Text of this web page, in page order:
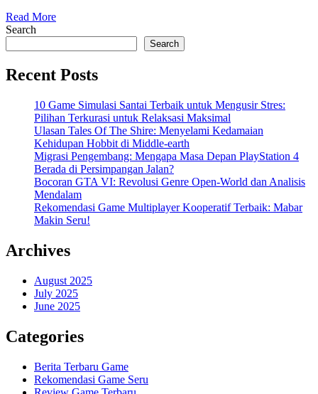
Read More
Search
Search
Recent Posts
10 Game Simulasi Santai Terbaik untuk Mengusir Stres:
Pilihan Terkurasi untuk Relaksasi Maksimal
Ulasan Tales Of The Shire: Menyelami Kedamaian
Kehidupan Hobbit di Middle-earth
Migrasi Pengembang: Mengapa Masa Depan PlayStation 4
Berada di Persimpangan Jalan?
Bocoran GTA VI: Revolusi Genre Open-World dan Analisis
Mendalam
Rekomendasi Game Multiplayer Kooperatif Terbaik: Mabar
Makin Seru!
Archives
August 2025
July 2025
June 2025
Categories
Berita Terbaru Game
Rekomendasi Game Seru